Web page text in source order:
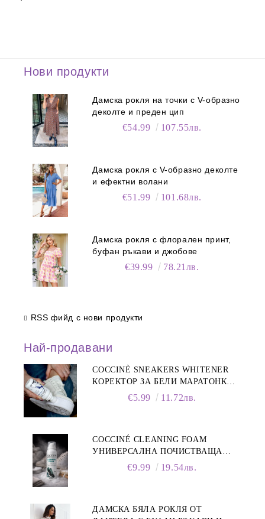
Нови продукти
Дамска рокля на точки с V-образно
деколте и преден цип
€54.99 107.55лв.
Дамска рокля с V-образно деколте
и ефектни волани
€51.99 101.68лв.
Дамска рокля с флорален принт,
буфан ръкави и джобове
€39.99 78.21лв.
RSS фийд с нови продукти
Най-продавани
COCCINÈ SNEAKERS WHITENER
КОРЕКТОР ЗА БЕЛИ МАРАТОНКИ,
€5.99 11.72лв.
COCCINÉ CLEANING FOAM
УНИВЕРСАЛНА ПОЧИСТВАЩА
ПЯНА ЗА ОБУВКИ, 150 МЛ
€9.99 19.54лв.
ДАМСКА БЯЛА РОКЛЯ ОТ